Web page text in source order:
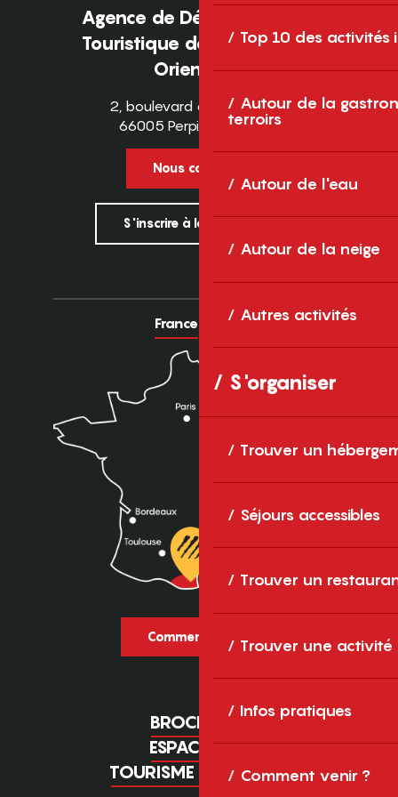
Top 10 des activités
Autour de la
terroirs
Autour de l'eau
Autour de la neige
Autres activités
S'organiser
Trouver un
Séjours accessibles
Trouver un
Trouver une activité
Infos pratiques
Comment venir ?
Agence de Développement
Touristique des Pyrénées-
Orientales
2, boulevard des Pyrénées
66005 Perpignan Cedex
Nous contacter
S'inscrire à la newsletter
France Europe
Comment venir ?
BROCHURES
ESPACE PRO
TOURISME D'AFFAIRES